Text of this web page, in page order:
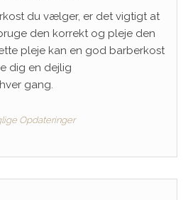
du vælger, er det vigtigt at
den korrekt og pleje den
pleje kan en god barberkost
dig en dejlig
gang.
Opdateringer